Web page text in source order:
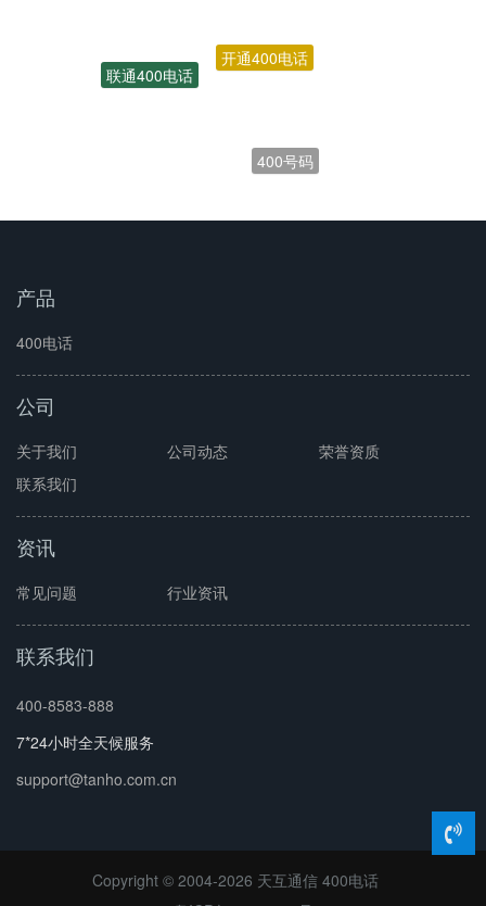
400号码
联通400电话
产品
400电话
公司
关于我们 公司动态
荣誉资质
联系我们
资讯
常见问题 行业资讯
联系我们
400-8583-888
7*24小时全天候服务
support@tanho.com.cn
Copyright © 2004-2026 天互通信 400电话